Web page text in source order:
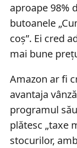
aproape 98%
butoanele
coș”. Ei cred
mai bune
Amazon ar fi
avantaja
programul
plătesc „taxe
stocurilor,